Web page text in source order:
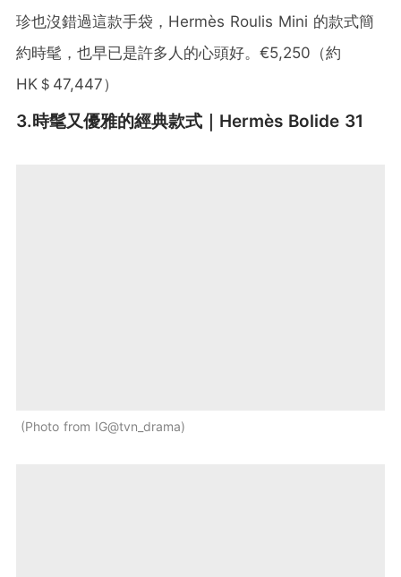
珍也沒錯過這款手袋，Hermès Roulis Mini 的款式簡
約時髦，也早已是許多人的心頭好。€5,250（約
HK＄47,447）
3.時髦又優雅的經典款式｜Hermès Bolide 31
Photo from IG@tvn_drama